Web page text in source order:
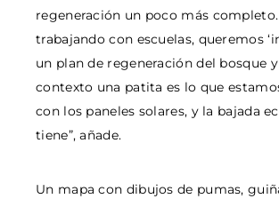
regeneración un poco más
trabajando con escuelas, queremos
un plan de regeneración del bosque
contexto una patita es lo que
con los paneles solares, y la bajada
tiene”, añade.
Un mapa con dibujos de pumas,